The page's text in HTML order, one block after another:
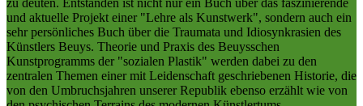
und aktuelle Projekt einer "Lehre als Kunstwerk", sondern auch ein
sehr persönliches Buch über die Traumata und Idiosynkrasien des
Künstlers Beuys. Theorie und Praxis des Beuysschen
Kunstprogramms der "sozialen Plastik" werden dabei zu den
zentralen Themen einer mit Leidenschaft geschriebenen Historie, die
von den Umbruchsjahren unserer Republik ebenso erzählt wie von